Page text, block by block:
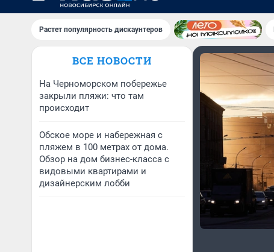
Растет популярность дискаунтеров
ВСЕ НОВОСТИ
На Черноморском побережье
закрыли пляжи: что там
происходит
Обское море и набережная с
пляжем в 100 метрах от дома.
Обзор на дом бизнес-класса с
видовыми квартирами и
дизайнерским лобби